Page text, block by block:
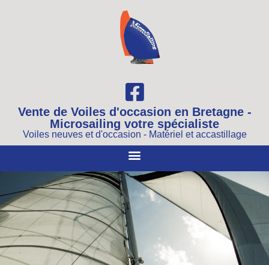
Vente de Voiles d'occasion en Bretagne -
Microsailing votre spécialiste
Voiles neuves et d'occasion - Matériel et accastillage